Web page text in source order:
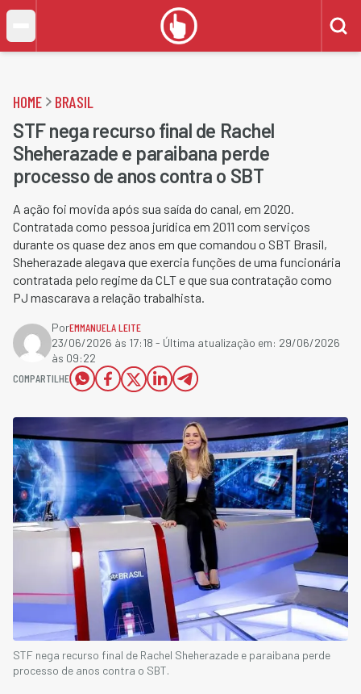
HOME BRASIL
STF nega recurso final de Rachel
Sheherazade e paraibana perde
processo de anos contra o SBT
A ação foi movida após sua saída do canal, em 2020.
Contratada como pessoa jurídica em 2011 com serviços
durante os quase dez anos em que comandou o SBT Brasil,
Sheherazade alegava que exercia funções de uma funcionária
contratada pelo regime da CLT e que sua contratação como
PJ mascarava a relação trabalhista.
PorEMMANUELA LEITE
23/06/2026 às 17:18 - Última atualização em: 29/06/2026
às 09:22
COMPARTILHE
STF nega recurso final de Rachel Sheherazade e paraibana perde
processo de anos contra o SBT.